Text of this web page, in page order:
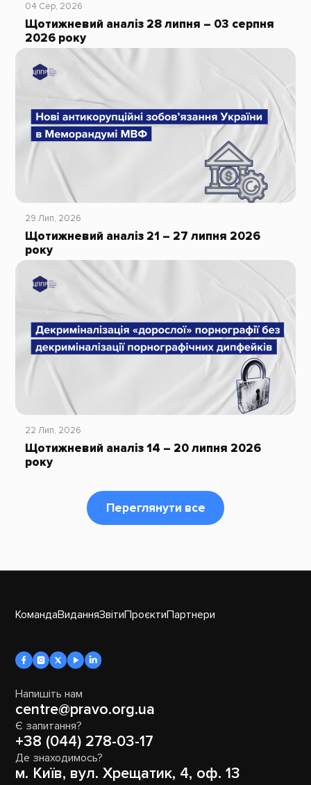
04 Сер, 2026
Щотижневий аналіз 28 липня – 03 серпня
2026 року
29 Лип, 2026
Щотижневий аналіз 21 – 27 липня 2026
року
22 Лип, 2026
Щотижневий аналіз 14 – 20 липня 2026
року
Переглянути все
КомандаВиданняЗвітиПроєктиПартнери
Напишіть нам
centre@pravo.org.ua
Є запитання?
+38 (044) 278-03-17
Де знаходимось?
м. Київ, вул. Хрещатик, 4, оф. 13